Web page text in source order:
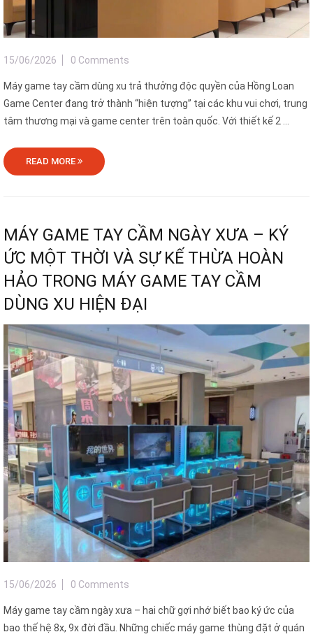
15/06/2026 0 Comments
Máy game tay cầm dùng xu trả thưởng độc quyền của Hồng Loan
Game Center đang trở thành “hiện tượng” tại các khu vui chơi, trung
tâm thương mại và game center trên toàn quốc. Với thiết kế 2 ...
READ MORE
MÁY GAME TAY CẦM NGÀY XƯA – KÝ
ỨC MỘT THỜI VÀ SỰ KẾ THỪA HOÀN
HẢO TRONG MÁY GAME TAY CẦM
DÙNG XU HIỆN ĐẠI
15/06/2026 0 Comments
Máy game tay cầm ngày xưa – hai chữ gợi nhớ biết bao ký ức của
bao thế hệ 8x, 9x đời đầu. Những chiếc máy game thùng đặt ở quán